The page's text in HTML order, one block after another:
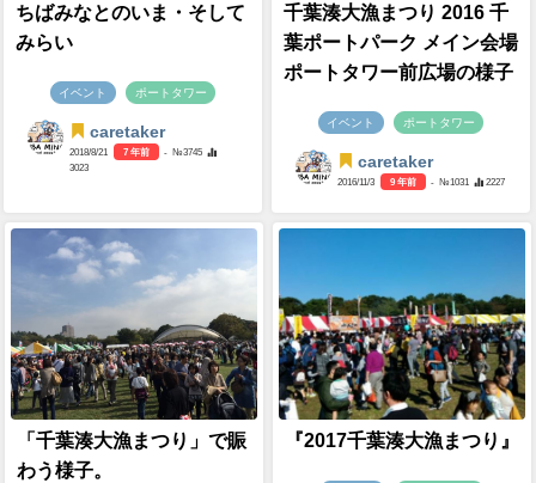
ちばみなとのいま・そして
みらい
イベント ポートタワー
caretaker
2018/8/21 7 年前
- №3745
3023
千葉湊大漁まつり 2016 千
葉ポートパーク メイン会場
ポートタワー前広場の様子
イベント ポートタワー
caretaker
2016/11/3 9 年前 - №1031 2227
「千葉湊大漁まつり」で賑
わう様子。
『2017千葉湊大漁まつり』